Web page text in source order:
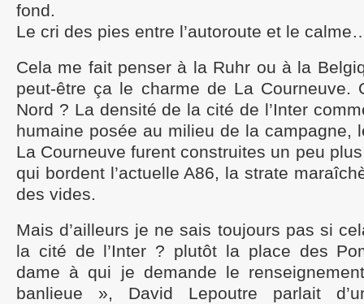
fond.
Le cri des pies entre l’autoroute et le
Cela me fait penser à la Ruhr ou à la
peut-être ça le charme de La Courneuve.
Nord ? La densité de la cité de l’Inter
humaine posée au milieu de la campagne,
La Courneuve furent construites un peu
qui bordent l’actuelle A86, la strate
des vides.
Mais d’ailleurs je ne sais toujours pas si
la cité de l’Inter ? plutôt la place des
dame à qui je demande le
banlieue », David Lepoutre parlait